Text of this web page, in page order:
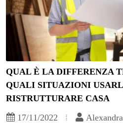
QUAL È LA DIFFERENZA
QUALI SITUAZIONI
RISTRUTTURARE CASA
17/11/2022
Alexandra